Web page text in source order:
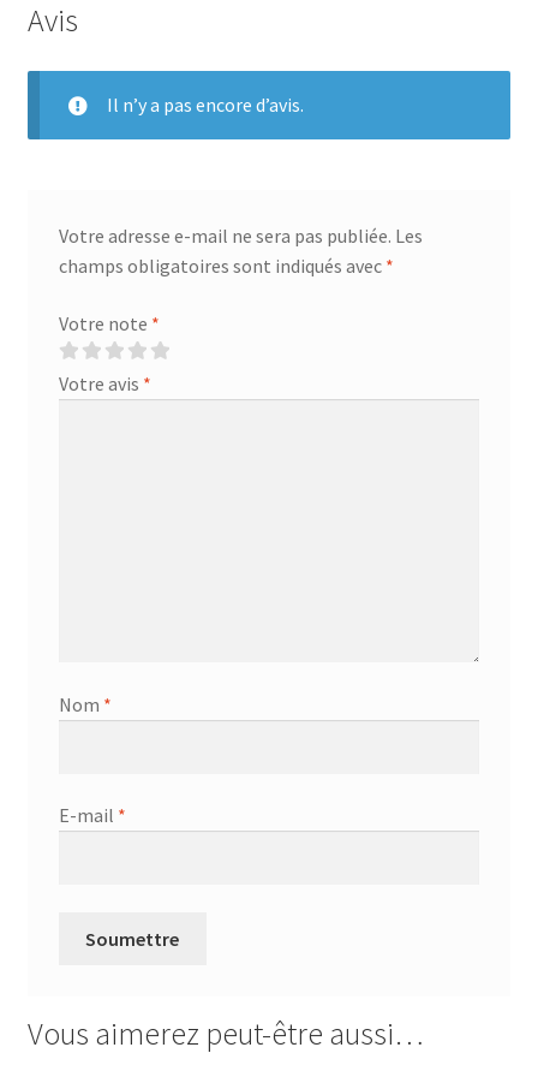
Avis
Il n’y a pas encore d’avis.
Votre adresse e-mail ne sera pas publiée. Les
champs obligatoires sont indiqués avec *
Votre note *
Votre avis *
Nom *
E-mail *
Vous aimerez peut-être aussi…